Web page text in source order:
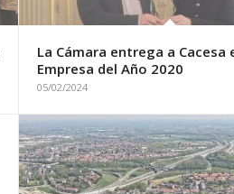
La Cámara entrega a Cacesa
Empresa del Año 2020
05/02/2024